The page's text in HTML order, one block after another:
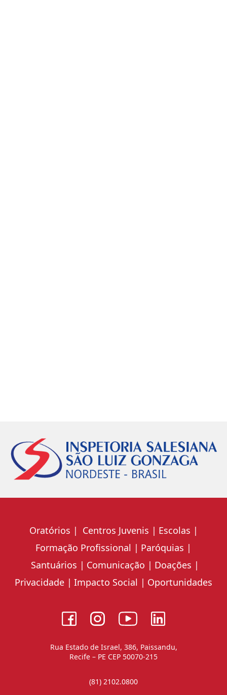
Oratórios Centros Juvenis
Escolas
Formação Profissional
Paróquias
Santuários
Comunicação
Doações
Privacidade
Impacto Social Oportunidades
Rua Estado de Israel, 386, Paissandu,
Recife – PE CEP 50070-215
(81) 2102.0800